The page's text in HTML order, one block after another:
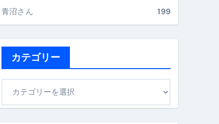
ガイドブック
目的別に失敗しない
青沼さん 199
カテゴリー